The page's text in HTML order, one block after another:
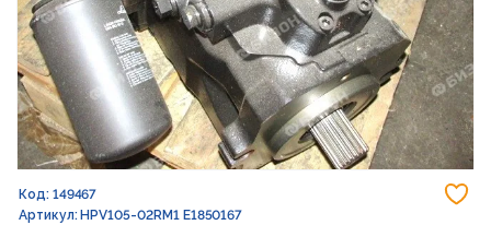
Код: 149467
Артикул: HPV105-02RM1 E1850167